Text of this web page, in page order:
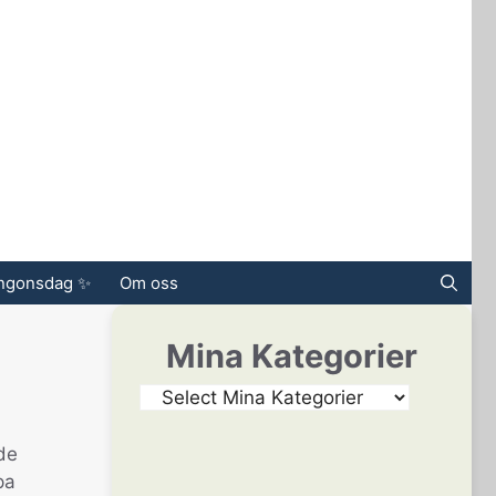
✨ Om oss
Mina Kategorier